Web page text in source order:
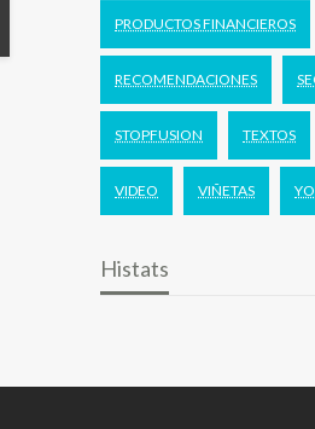
PRODUCTOS FINANCIEROS
RECOMENDACIONES
STOPFUSION TEXTOS
VIDEO VIÑETAS
Histats